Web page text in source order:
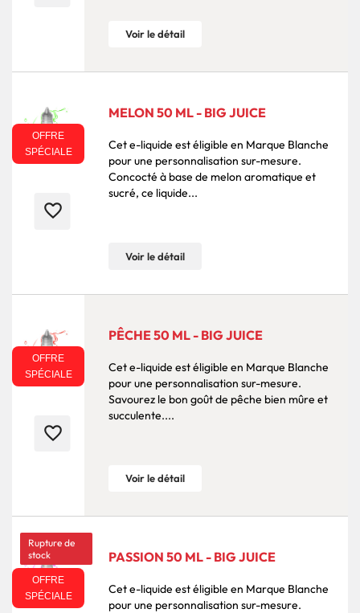
Voir le détail
OFFRE
SPÉCIALE
favorite_border
MELON 50 ML - BIG JUICE
Cet e-liquide est éligible en Marque Blanche
pour une personnalisation sur-mesure.
Concocté à base de melon aromatique et
sucré, ce liquide...
Voir le détail
OFFRE
SPÉCIALE
favorite_border
PÊCHE 50 ML - BIG JUICE
Cet e-liquide est éligible en Marque Blanche
pour une personnalisation sur-mesure.
Savourez le bon goût de pêche bien mûre et
succulente....
Voir le détail
OFFRE
SPÉCIALE
Rupture de
stock
PASSION 50 ML - BIG JUICE
Cet e-liquide est éligible en Marque Blanche
pour une personnalisation sur-mesure.